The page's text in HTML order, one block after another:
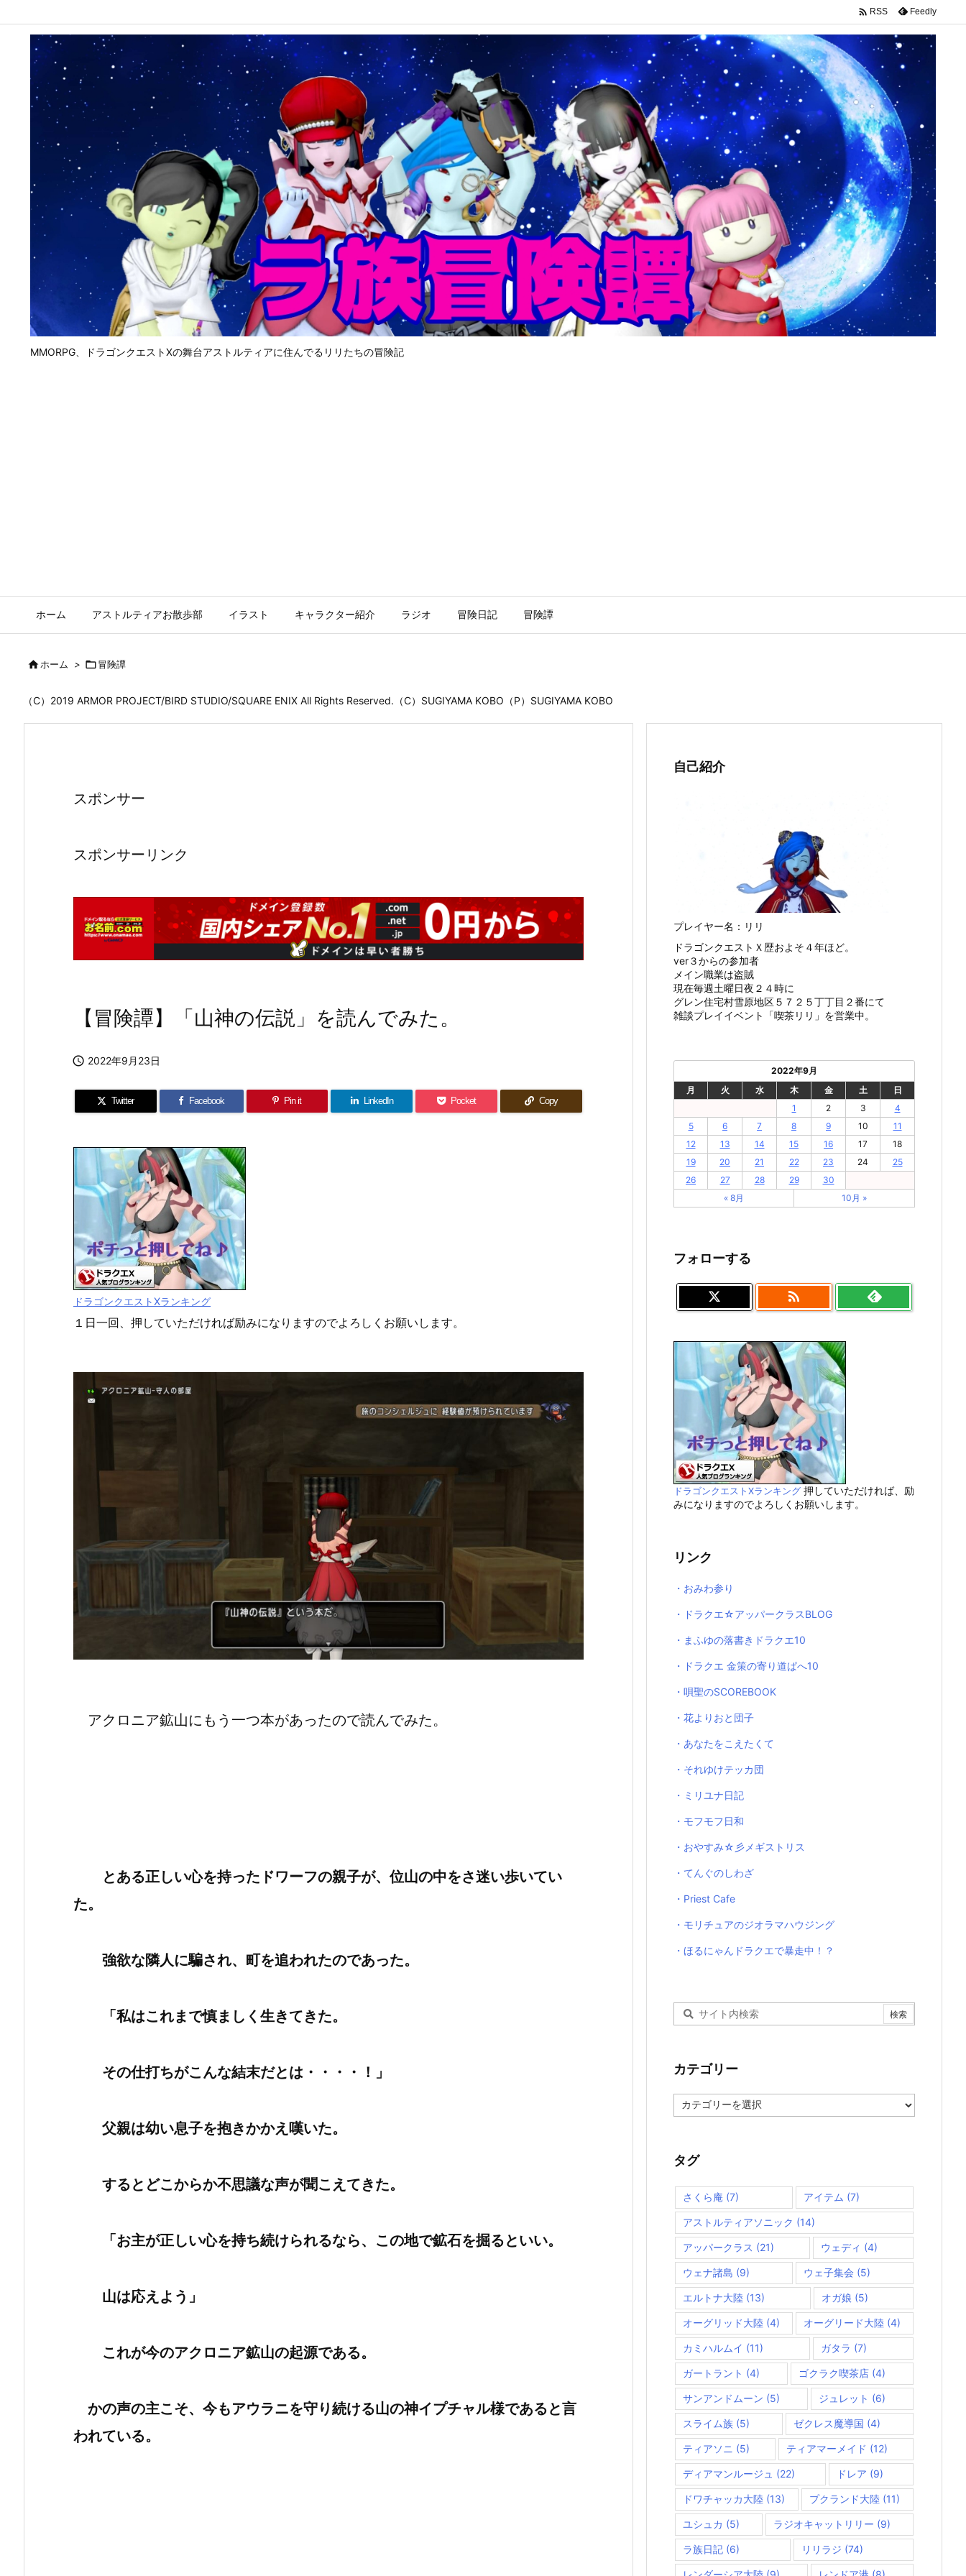
MMORPG、ドラゴンクエストⅩの舞台アストルティアに住んでるリリたちの冒険記
ホーム アストルティアお散歩部 イラスト キャラクター紹介 ラジオ 冒険日記 冒険譚
 RSS Feedly
ホーム > 冒険譚
（C）2019 ARMOR PROJECT/BIRD STUDIO/SQUARE ENIX All Rights Reserved.（C）SUGIYAMA KOBO（P）SUGIYAMA KOBO
スポンサー
スポンサーリンク
【冒険譚】「山神の伝説」を読んでみた。
 2022年9月23日
Twitter Facebook Pin it LinkedIn Pocket Copy
ドラゴンクエストXランキング
１日一回、押していただければ励みになりますのでよろしくお願いします。
アクロニア鉱山にもう一つ本があったので読んでみた。
とある正しい心を持ったドワーフの親子が、位山の中をさ迷い歩いてい
た。
強欲な隣人に騙され、町を追われたのであった。
「私はこれまで慎ましく生きてきた。
その仕打ちがこんな結末だとは・・・・！」
父親は幼い息子を抱きかかえ嘆いた。
するとどこからか不思議な声が聞こえてきた。
「お主が正しい心を持ち続けられるなら、この地で鉱石を掘るといい。
山は応えよう」
これが今のアクロニア鉱山の起源である。
かの声の主こそ、今もアウラニを守り続ける山の神イプチャル様であると言
われている。
自己紹介
プレイヤー名：リリ
ドラゴンクエストＸ歴およそ４年ほど。
ver３からの参加者
メイン職業は盗賊
現在毎週土曜日夜２４時に
グレン住宅村雪原地区５７２５丁丁目２番にて
雑談プレイイベント「喫茶リリ」を営業中。
2022年9月
月
火 水 木 金 土
日
1
2 3
4
5
6 7 8 9 10
11
12
13 14 15 16 17
18
19
20 21 22 23 24
25
26
27 28 29
30
« 8月
10月 »
フォローする

ドラゴンクエストXランキング 押していただければ、励
みになりますのでよろしくお願いします。
リンク
・おみわ参り
・ドラクエ☆アッパークラスBLOG
・まふゆの落書きドラクエ10
・ドラクエ 金策の寄り道ぱへ10
・唄聖のSCOREBOOK
・花よりおと団子
・あなたをこえたくて
・それゆけテッカ団
・ミリユナ日記
・モフモフ日和
・おやすみ☆彡メギストリス
・てんぐのしわざ
・Priest Cafe
・モリチュアのジオラマハウジング
・ほるにゃんドラクエで暴走中！？
カテゴリー
テ
ー
タグ
さくら庵 (7) アイテム (7)
アストルティアソニック (14)
アッパークラス (21) ウェディ (4)
ウェナ諸島 (9) ウェ子集会 (5)
エルトナ大陸 (13) オガ娘 (5)
オーグリッド大陸 (4) オーグリード大陸 (4)
カミハルムイ (11) ガタラ (7)
ガートラント (4) ゴクラク喫茶店 (4)
サンアンドムーン (5) ジュレット (6)
スライム族 (5) ゼクレス魔導国 (4)
ティアソニ (5) ティアマーメイド (12)
ディアマンルージュ (22) ドレア (9)
ドワチャッカ大陸 (13) プクランド大陸 (11)
ユシュカ (5) ラジオキャットリリー (9)
ラ族日記 (6) リリラジ (74)